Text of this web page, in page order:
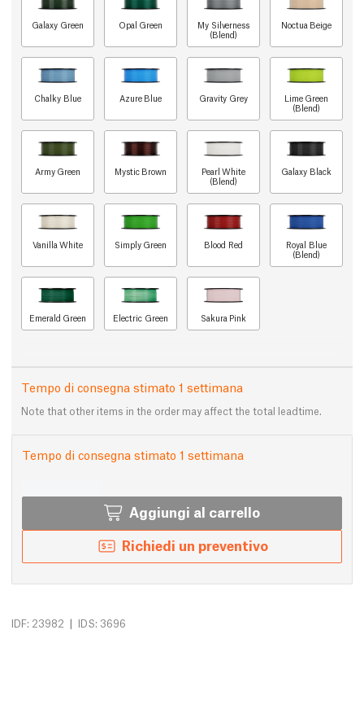
Galaxy Green Opal Green
My Silverness
(Blend)
Noctua Beige
Chalky Blue Azure Blue Gravity Grey
Lime Green
(Blend)
Army Green Mystic Brown
Pearl White
(Blend)
Galaxy Black
Vanilla White Simply Green Blood Red
Royal Blue
(Blend)
Emerald Green Electric Green Sakura Pink
Tempo di consegna stimato 1 settimana
Note that other items in the order may affect the total leadtime.
Tempo di consegna stimato 1 settimana
Aggiungi al carrello
Richiedi un preventivo
IDF: 23982 | IDS: 3696